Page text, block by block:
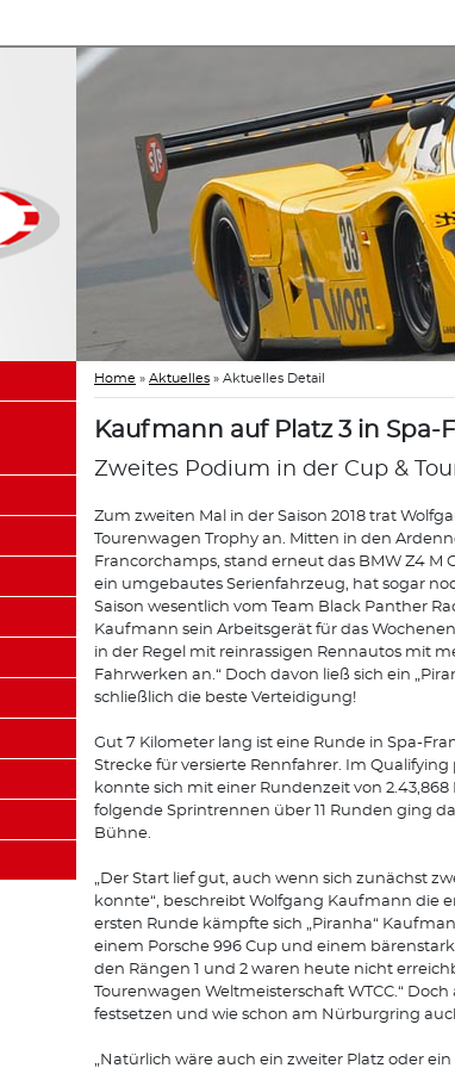
Home » Aktuelles » Aktuelles Detail
Kaufmann auf Platz 3 in Spa-
Zweites Podium in der Cup &
Zum zweiten Mal in der Saison 2018 trat
Tourenwagen Trophy an. Mitten in den
Francorchamps, stand erneut das BMW Z4 M
ein umgebautes Serienfahrzeug, hat sogar
Saison wesentlich vom Team Black Panther
Kaufmann sein Arbeitsgerät für das
in der Regel mit reinrassigen Rennautos mit
Fahrwerken an.“ Doch davon ließ sich ein
schließlich die beste Verteidigung!
Gut 7 Kilometer lang ist eine Runde in Spa-
Strecke für versierte Rennfahrer. Im
konnte sich mit einer Rundenzeit von
folgende Sprintrennen über 11 Runden ging
Bühne.
„Der Start lief gut, auch wenn sich zunächst
konnte“, beschreibt Wolfgang Kaufmann die
ersten Runde kämpfte sich „Piranha“
einem Porsche 996 Cup und einem
den Rängen 1 und 2 waren heute nicht
Tourenwagen Weltmeisterschaft WTCC.“
festsetzen und wie schon am Nürburgring
„Natürlich wäre auch ein zweiter Platz oder